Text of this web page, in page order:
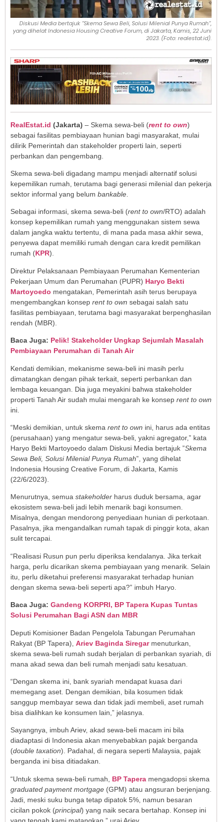
Diskusi Media bertajuk ”Skema Sewa Beli, Solusi Milenial Punya Rumah”,
yang dihelat Indonesia Housing Creative Forum, di Jakarta, Kamis, 22 Juni
2023. (Foto: realestat.id).
RealEstat.id (Jakarta) – Skema sewa-beli (rent to own)
sebagai fasilitas pembiayaan hunian bagi masyarakat, mulai
dilirik Pemerintah dan stakeholder properti lain, seperti
perbankan dan pengembang.
Skema sewa-beli digadang mampu menjadi alternatif solusi
kepemilikan rumah, terutama bagi generasi milenial dan pekerja
sektor informal yang belum bankable
Sebagai informasi, skema sewa-beli (rent to own/RTO) adalah
konsep kepemilikan rumah yang menggunakan sistem sewa
dalam jangka waktu tertentu, di mana pada masa akhir sewa,
penyewa dapat memiliki rumah dengan cara kredit pemilikan
rumah (KPR).
Direktur Pelaksanaan Pembiayaan Perumahan Kementerian
Pekerjaan Umum dan Perumahan (PUPR) Haryo Bekti
Martoyoedo mengatakan, Pemerintah asih terus berupaya
mengembangkan konsep rent to own sebagai salah satu
fasilitas pembiayaan, terutama bagi masyarakat berpenghasilan
rendah (MBR).
Baca Juga: Pelik! Stakeholder Ungkap Sejumlah Masalah
Pembiayaan Perumahan di Tanah Air
Kendati demikian, mekanisme sewa-beli ini masih perlu
dimatangkan dengan pihak terkait, seperti perbankan dan
lembaga keuangan. Dia juga meyakini bahwa stakeholder
properti Tanah Air sudah mulai mengarah ke konsep rent to own
ini.
“Meski demikian, untuk skema rent to own ini, harus ada entitas
(perusahaan) yang mengatur sewa-beli, yakni agregator,” kata
Haryo Bekti Martoyoedo dalam Diskusi Media bertajuk ”Skema
Sewa Beli, Solusi Milenial Punya Rumah”, yang dihelat
Indonesia Housing Creative Forum, di Jakarta, Kamis
(22/6/2023).
Menurutnya, semua stakeholder harus duduk bersama, agar
ekosistem sewa-beli jadi lebih menarik bagi konsumen.
Misalnya, dengan mendorong penyediaan hunian di perkotaan.
Pasalnya, jika mengandalkan rumah tapak di pinggir kota, akan
sulit tercapai.
“Realisasi Rusun pun perlu diperiksa kendalanya. Jika terkait
harga, perlu dicarikan skema pembiayaan yang menarik. Selain
itu, perlu diketahui preferensi masyarakat terhadap hunian
dengan skema sewa-beli seperti apa?” imbuh Haryo.
Baca Juga: Gandeng KORPRI, BP Tapera Kupas Tuntas
Solusi Perumahan Bagi ASN dan MBR
Deputi Komisioner Badan Pengelola Tabungan Perumahan
Rakyat (BP Tapera), Ariev Baginda Siregarmenuturkan,
skema sewa-beli rumah sudah berjalan di perbankan syariah, di
mana akad sewa dan beli rumah menjadi satu kesatuan.
“Dengan skema ini, bank syariah mendapat kuasa dari
memegang aset. Dengan demikian, bila kosumen tidak
sanggup membayar sewa dan tidak jadi membeli, aset rumah
bisa dialihkan ke konsumen lain,” jelasnya.
Sayangnya, imbuh Ariev, akad sewa-beli macam ini bila
diadaptasi di Indonesia akan menyebabkan pajak berganda
(double taxation). Padahal, di negara seperti Malaysia, pajak
berganda ini bisa ditiadakan.
“Untuk skema sewa-beli rumah, BP Tapera mengadopsi skema
graduated payment mortgage (GPM) atau angsuran berjenjang.
Jadi, meski suku bunga tetap dipatok 5%, namun besaran
cicilan pokok (principal) yang naik secara bertahap. Konsep ini
yang tengah kami matangkan,” urai Ariev.